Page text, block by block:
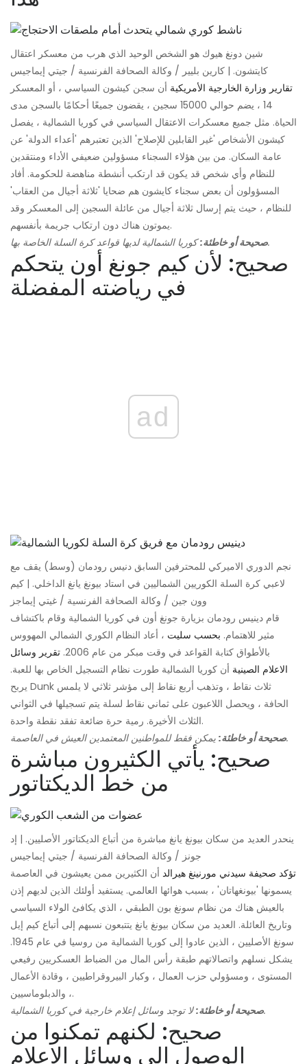
شين دونغ هيوك هو الشخص الوحيد الذي هرب من معسكر اعتقال
كايتشون. | كارين بليير / وكالة الصحافة الفرنسية / جيتي إيماجيس
تقارير وزارة الخارجية الأمريكية أن سجن كيشون السياسي ، أو المعسكر
14 ، يضم حوالي 15000 سجين ، يقضون جميعًا أحكامًا بالسجن مدى
الحياة. مثل جميع معسكرات الاعتقال السياسي في كوريا الشمالية ، يفصل
كيشون الأشخاص 'غير القابلين للإصلاح' الذين تعتبرهم 'أعداء الدولة' عن
عامة السكان. من بين هؤلاء السجناء مسؤولين ضعيفي الأداء ومنتقدين
للنظام وأي شخص قد يكون قد ارتكب أنشطة مناهضة للحكومة. أفاد
المسؤولون أن بعض سجناء كايشون هم ضحايا 'ثلاثة أجيال من العقاب'
للنظام ، حيث يتم إرسال ثلاثة أجيال من عائلة السجين إلى المعسكر وقد
يموتون هناك دون ارتكاب جريمة بأنفسهم.
صحيحة أو خاطئة:كوريا الشمالية لديها قواعد كرة السلة الخاصة بها.
صحيح: لأن كيم جونغ أون يتحكم
في رياضته المفضلة
ad
نجم الدوري الاميركي للمحترفين السابق دنيس رودمان (وسط) يقف مع
لاعبي كرة السلة الكوريين الشماليين في استاد بيونغ يانغ الداخلي. | كيم
وون جين / وكالة الصحافة الفرنسية / غيتي إيماجز
قام دينيس رودمان بزيارة جونغ أون في كوريا الشمالية وقام باكتشاف
مثير للاهتمام. بحسب سليت ، أعاد النظام الكوري الشمالي المهووس
بالأطواق كتابة القواعد في وقت مبكر من عام 2006.
تقرير وسائل
الاعلام الصينية أن كوريا الشمالية طورت نظام التسجيل الخاص بها للعبة.
يربح Dunk ثلاث نقاط ، وتذهب أربع نقاط إلى مؤشر ثلاثي لا يلمس
الحافة ، ويحصل اللاعبون على ثماني نقاط لسلة يتم تسجيلها في الثواني
الثلاث الأخيرة. رمية حرة ضائعة تفقد نقطة واحدة.
صحيحة أو خاطئة:يمكن فقط للمواطنين المعتمدين العيش في العاصمة.
صحيح: يأتي الكثيرون مباشرة
من خط الديكتاتور
ينحدر العديد من سكان بيونغ يانغ مباشرة من أتباع الديكتاتور الأصليين. | إد
جونز / وكالة الصحافة الفرنسية / جيتي إيماجيس
تؤكد صحيفة سيدني مورنينغ هيرالد أن الكثيرين ممن يعيشون في العاصمة
يسمونها 'بيونغهاتان' ، بسبب هوائها العالمي. يستفيد أولئك الذين لديهم إذن
بالعيش هناك من نظام سونغ بون الطبقي ، الذي يكافئ الولاء السياسي
وتاريخ العائلة. العديد من سكان بيونغ يانغ يتتبعون نسبهم إلى أتباع كيم إيل
سونغ الأصليين ، الذين عادوا إلى كوريا الشمالية من روسيا في عام 1945.
يشكل نسلهم واتصالاتهم طبقة رأس المال من الضباط العسكريين رفيعي
المستوى ، ومسؤولي حزب العمال ، وكبار البيروقراطيين ، وقادة الأعمال
، والدبلوماسيين.
صحيحة أو خاطئة:لا توجد وسائل إعلام خارجية في كوريا الشمالية.
صحيح: لكنهم تمكنوا من
الوصول إلى وسائل الإعلام